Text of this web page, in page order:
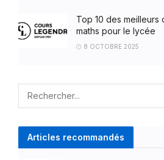
Top 10 des meilleurs
maths pour le lycée
8 OCTOBRE 2025
Articles recommandés